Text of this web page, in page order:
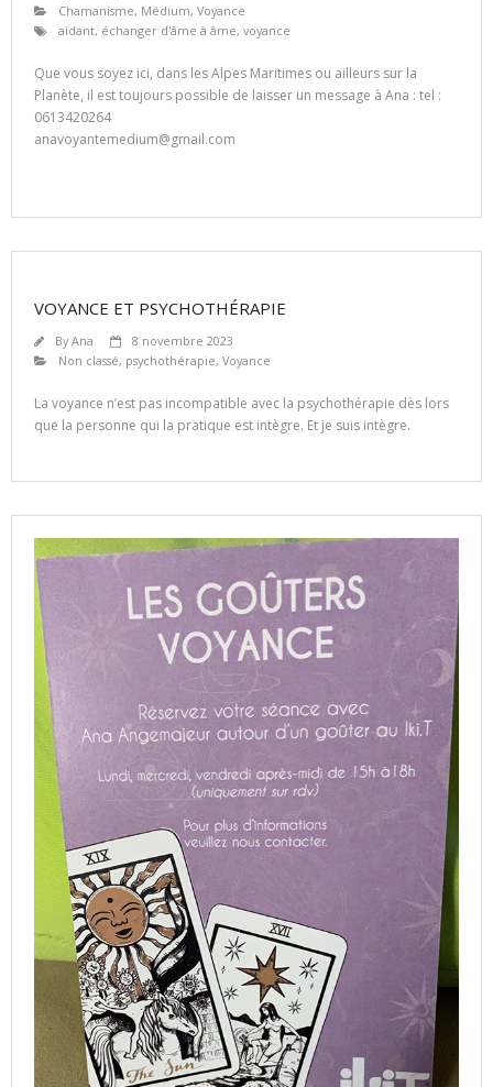
Chamanisme, Médium, Voyance
aidant, échanger d'âme à âme, voyance
Que vous soyez ici, dans les Alpes Maritimes ou ailleurs sur la
Planète, il est toujours possible de laisser un message à Ana : tel :
0613420264
anavoyantemedium@gmail.com
VOYANCE ET PSYCHOTHÉRAPIE
ByAna
8 novembre 2023
Non classé, psychothérapie, Voyance
La voyance n’est pas incompatible avec la psychothérapie dès lors
que la personne qui la pratique est intègre. Et je suis intègre.